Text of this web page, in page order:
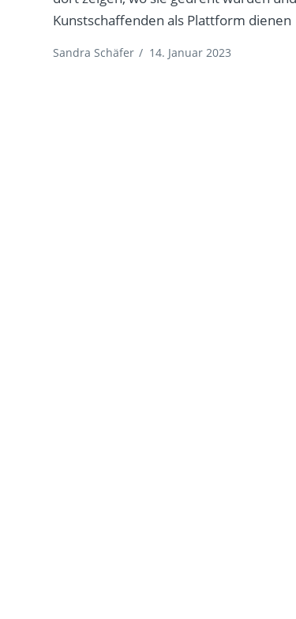
Kunstschaffenden als Plattform dienen
Sandra Schäfer / 14. Januar 2023